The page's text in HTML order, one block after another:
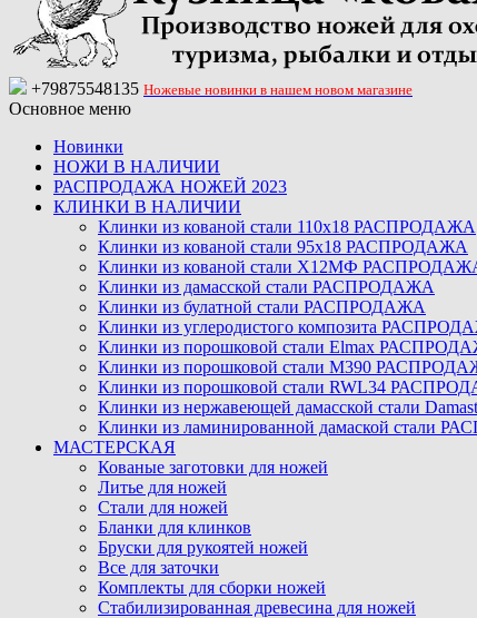
+79875548135 Ножевые новинки в нашем новом магазине
Основное меню
Новинки
НОЖИ В НАЛИЧИИ
РАСПРОДАЖА НОЖЕЙ 2023
КЛИНКИ В НАЛИЧИИ
Клинки из кованой стали 110х18 РАСПРОДАЖА
Клинки из кованой стали 95х18 РАСПРОДАЖА
Клинки из кованой стали Х12МФ
Клинки из дамасской стали РАСПРОДАЖА
Клинки из булатной стали РАСПРОДАЖА
Клинки из углеродистого композита
Клинки из порошковой стали Elmax
Клинки из порошковой стали M390
Клинки из порошковой стали RWL34
Клинки из нержавеющей дамасской стали
Клинки из ламинированной дамаской стали
МАСТЕРСКАЯ
Кованые заготовки для ножей
Литье для ножей
Стали для ножей
Бланки для клинков
Бруски для рукоятей ножей
Все для заточки
Комплекты для сборки ножей
Стабилизированная древесина для ножей